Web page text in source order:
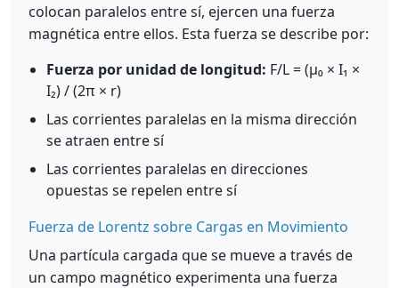
colocan paralelos entre sí, ejercen una fuerza
magnética entre ellos. Esta fuerza se describe por:
Fuerza por unidad de longitud: F/L = (μ₀ × I₁ ×
I₂) / (2π × r)
Las corrientes paralelas en la misma dirección
se atraen entre sí
Las corrientes paralelas en direcciones
opuestas se repelen entre sí
Fuerza de Lorentz sobre Cargas en Movimiento
Una partícula cargada que se mueve a través de
un campo magnético experimenta una fuerza